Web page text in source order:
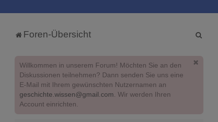
Foren-Übersicht
Willkommen in unserem Forum! Möchten Sie an den
Diskussionen teilnehmen? Dann senden Sie uns eine
E-Mail mit Ihrem gewünschten Nutzernamen an
geschichte.wissen@gmail.com. Wir werden Ihren
Account einrichten.